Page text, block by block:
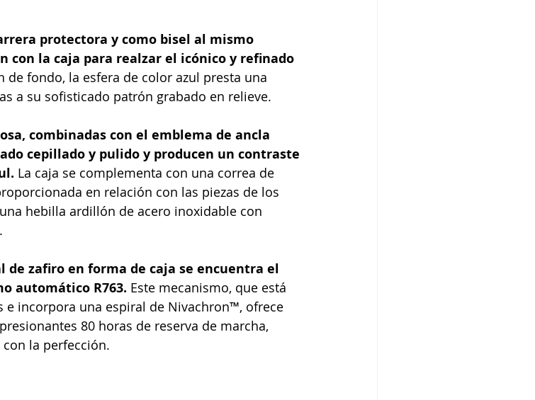
protectora y como bisel al mismo
con la caja para realzar el icónico y refinado
de fondo, la esfera de color azul presta una
a su sofisticado patrón grabado en relieve.
combinadas con el emblema de ancla
cepillado y pulido y producen un contraste
La caja se complementa con una correa de
en relación con las piezas de los
hebilla ardillón de acero inoxidable con
zafiro en forma de caja se encuentra el
automático R763. Este mecanismo, que está
incorpora una espiral de Nivachron™, ofrece
80 horas de reserva de marcha,
la perfección.